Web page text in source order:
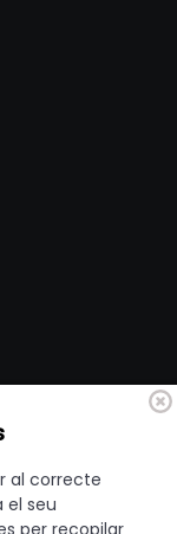
al correcte
el seu
per recopilar